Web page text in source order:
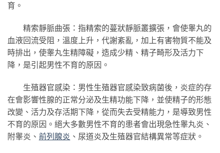
育。
精索靜脈曲張：指精索的蔓狀靜脈叢擴張，會使睾丸的
血液回流受阻，溫度上升，代謝紊亂，加上有害物質不能及
時排出，使睾丸生精障礙，造成少精、精子畸形及活力下
降，是引起男性不育的原因。
生殖器官感染：男性生殖器官感染致病菌後，炎症的存
在會影響性腺的正常分泌及生精功能下降，並使精子的形態
改變、活力及存活期下降，從而失去受精能力，是導致男性
不育的原因。絕大多數男性不育的患者會出現急性睾丸炎、
附睾炎、 前列腺炎 、尿道炎及生殖器官結構異常等症狀。